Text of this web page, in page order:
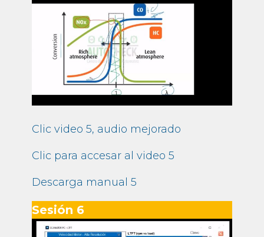
Clic video 5, audio mejorado
Clic para accesar al video 5
Descarga manual 5
Sesión 6